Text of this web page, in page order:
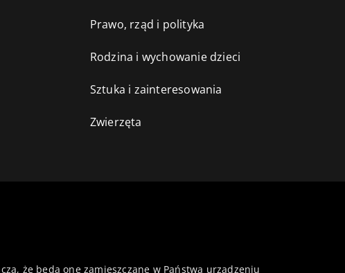
Prawo, rząd i polityka
Rodzina i wychowanie dzieci
Sztuka i zainteresowania
Zwierzęta
że będą one zamieszczane w Państwa urządzeniu